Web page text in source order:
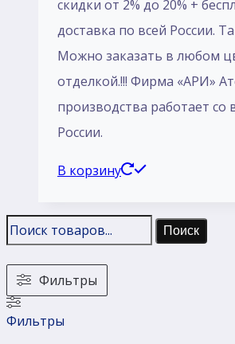
скидки от 2% до 20% +
доставка по всей России.
Mожно заказать в любом
отделкой.!!! Фирма «АРИ»
производства работает со
России.
В корзину
Поиск
Фильтры
Фильтры